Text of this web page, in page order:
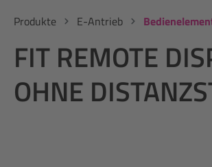
Produkte E-Antrieb
FIT REMOTE
OHNE